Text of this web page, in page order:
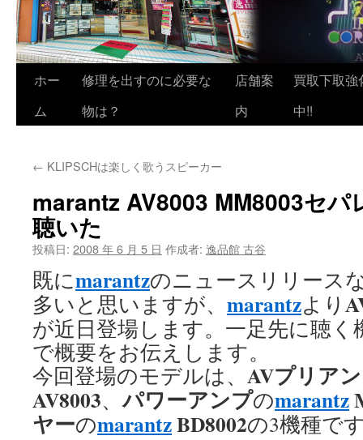
ホー
ム
修理を出すのに必要な
物は？
店舗案
内
買取下取強
中!!
← KLIPSCHは楽しく歌うスピーカー
marantz AV8003 MM8003セパ
聴いた
投稿日: 2008 年 6 月 5 日 作成者: 逸品館 古谷
既にmarantzのニュースリリース
多いと思いますが、 marantzより
が近日登場します。一足先に聴
で概要をお伝えします。
今回登場のモデルは、 AVプリア
AV8003、パワーアンプのmarantz
ヤーのmarantzBD8002の3機種で